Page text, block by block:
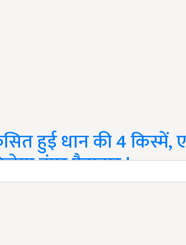
हुई धान की 4 किस्में,
बंपर पैदावार !